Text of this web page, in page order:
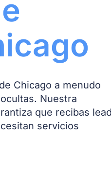
Chicago a menudo
Nuestra
que recibas
servicios